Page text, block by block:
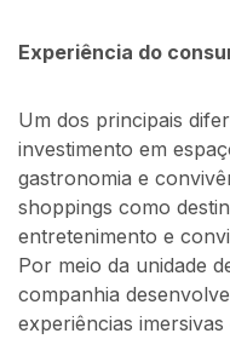
Experiência do
Um dos principais
investimento em
gastronomia e
shoppings como
entretenimento e
Por meio da unidade
companhia
experiências